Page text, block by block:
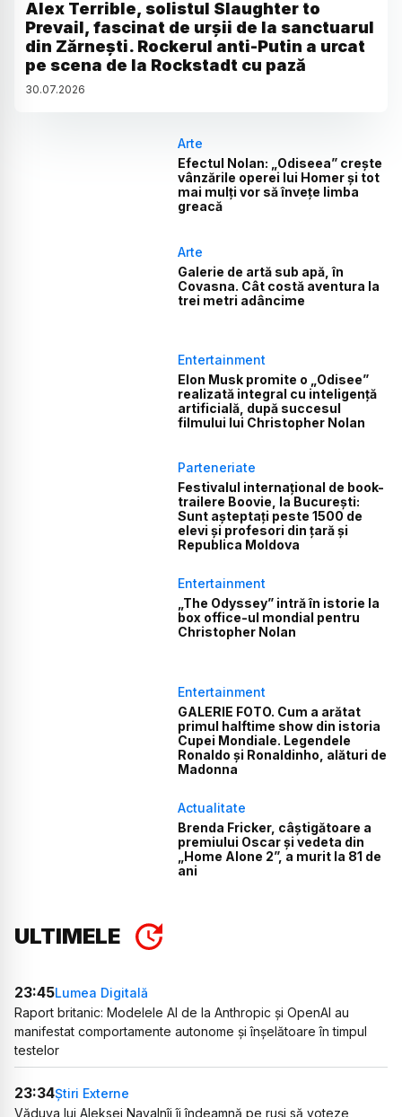
Alex Terrible, solistul Slaughter to
Prevail, fascinat de urșii de la sanctuarul
din Zărnești. Rockerul anti-Putin a urcat
pe scena de la Rockstadt cu pază
30.07.2026
Arte
Efectul Nolan: „Odiseea” crește
vânzările operei lui Homer și tot
mai mulți vor să învețe limba
greacă
Arte
Galerie de artă sub apă, în
Covasna. Cât costă aventura la
trei metri adâncime
Entertainment
Elon Musk promite o „Odisee”
realizată integral cu inteligență
artificială, după succesul
filmului lui Christopher Nolan
Parteneriate
Festivalul internațional de book-
trailere Boovie, la București:
Sunt așteptați peste 1500 de
elevi și profesori din țară și
Republica Moldova
Entertainment
„The Odyssey” intră în istorie la
box office-ul mondial pentru
Christopher Nolan
Entertainment
GALERIE FOTO. Cum a arătat
primul halftime show din istoria
Cupei Mondiale. Legendele
Ronaldo și Ronaldinho, alături de
Madonna
Actualitate
Brenda Fricker, câștigătoare a
premiului Oscar și vedeta din
„Home Alone 2”, a murit la 81 de
ani
ULTIMELE
23:45Lumea Digitală
Raport britanic: Modelele AI de la Anthropic și OpenAI au
manifestat comportamente autonome și înșelătoare în timpul
testelor
23:34Știri Externe
Văduva lui Aleksei Navalnîi îi îndeamnă pe ruși să voteze